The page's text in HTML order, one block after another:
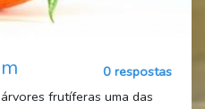
0 respostas
frutíferas uma das